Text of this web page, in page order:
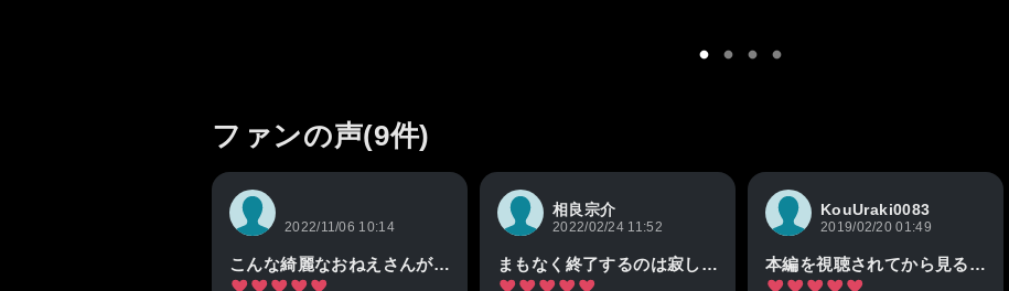
ファンの声(9件)
2022/11/06 10:14
こんな綺麗なおねえさんが待っててくれるなら僕も16万光年の彼方に行きたい！
相良宗介
2022/02/24 11:52
まもなく終了するのは寂しいゾイ_BR_
KouUraki0083
2019/02/20 01:49
本編を視聴されてから見ると・・・